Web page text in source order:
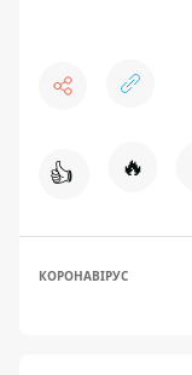
👍 🔥
КОРОНАВІРУС